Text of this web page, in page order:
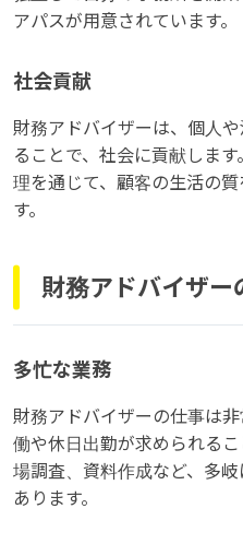
アパスが用意されています。
社会貢献
財務アドバイザーは、個人
ることで、社会に貢献しま
理を通じて、顧客の生活の
す。
財務アドバイザー
多忙な業務
財務アドバイザーの仕事は
働や休日出勤が求められる
場調査、資料作成など、多
あります。